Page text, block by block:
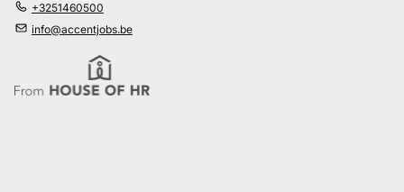
+3251460500
info@accentjobs.be